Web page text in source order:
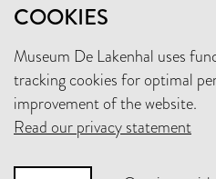
COOKIES
Museum De Lakenhal uses
tracking cookies for optimal
improvement of the website.
Read our privacy statement
+31 (0)71 5165360
INFO@LAKENHAL.NL
SUPPORT THE MUSEUM